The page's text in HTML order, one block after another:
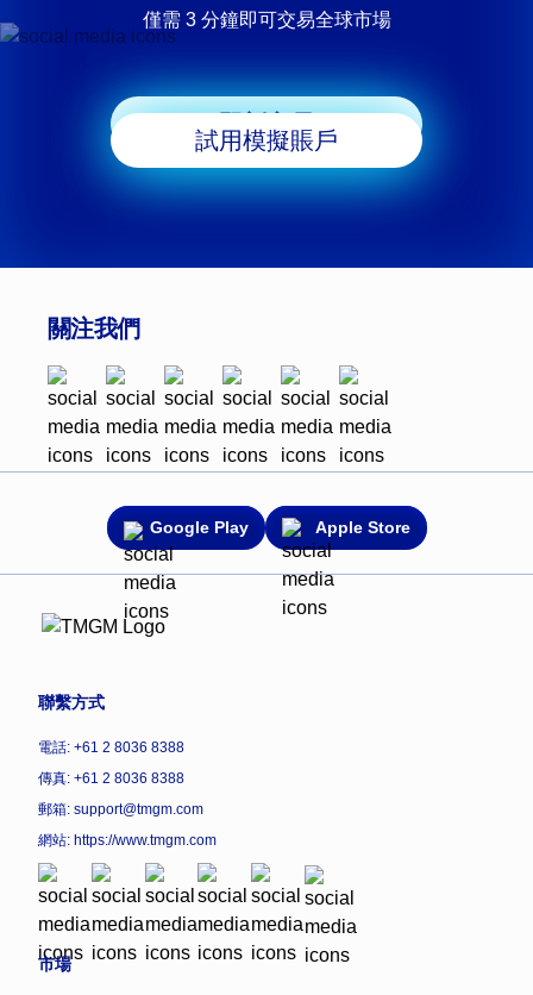
僅需 3 分鐘即可交易全球市場
即刻交易
試用模擬賬戶
關注我們
Google Play Apple Store
聯繫方式
電話: +61 2 8036 8388
傳真: +61 2 8036 8388
郵箱: support@tmgm.com
網站: https://www.tmgm.com
市場